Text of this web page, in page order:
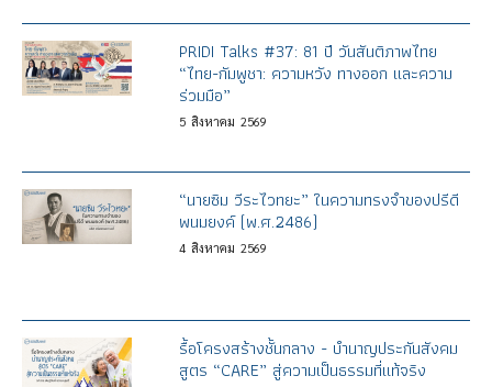
PRIDI Talks #37: 81 ปี วันสันติภาพไทย
“ไทย-กัมพูชา: ความหวัง ทางออก และความ
ร่วมมือ”
5 สิงหาคม 2569
“นายซิม วีระไวทยะ” ในความทรงจำของปรีดี
พนมยงค์ (พ.ศ.2486)
4 สิงหาคม 2569
รื้อโครงสร้างชั้นกลาง - บำนาญประกันสังคม
สูตร “CARE” สู่ความเป็นธรรมที่แท้จริง